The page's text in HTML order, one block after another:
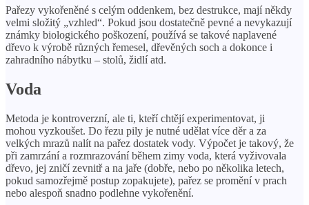
Pařezy vykořeněné s celým oddenkem, bez destrukce, mají někdy
velmi složitý „vzhled“. Pokud jsou dostatečně pevné a nevykazují
známky biologického poškození, používá se takové naplavené
dřevo k výrobě různých řemesel, dřevěných soch a dokonce i
zahradního nábytku – stolů, židlí atd.
Voda
Metoda je kontroverzní, ale ti, kteří chtějí experimentovat, ji
mohou vyzkoušet. Do řezu pily je nutné udělat více děr a za
velkých mrazů nalít na pařez dostatek vody. Výpočet je takový, že
při zamrzání a rozmrazování během zimy voda, která vyživovala
dřevo, jej zničí zevnitř a na jaře (dobře, nebo po několika letech,
pokud samozřejmě postup zopakujete), pařez se promění v prach
nebo alespoň snadno podlehne vykořenění.